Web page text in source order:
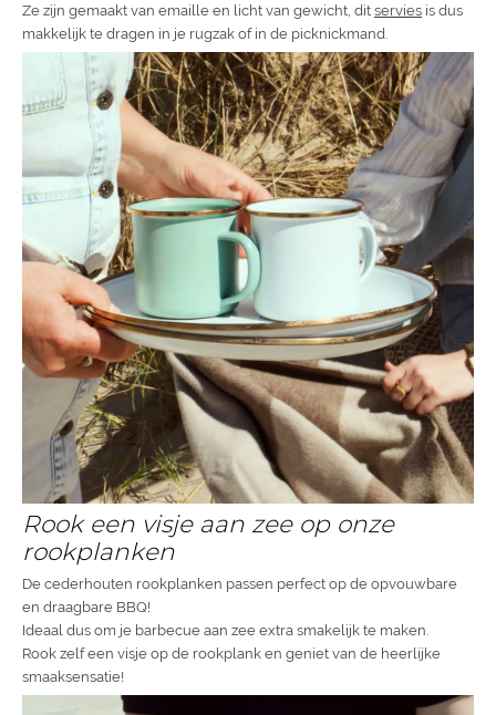
Ze zijn gemaakt van emaille en licht van gewicht, dit servies is dus
makkelijk te dragen in je rugzak of in de picknickmand.
Rook een visje aan zee op onze
rookplanken
De cederhouten rookplanken passen perfect op de opvouwbare
en draagbare BBQ!
Ideaal dus om je barbecue aan zee extra smakelijk te maken.
Rook zelf een visje op de rookplank en geniet van de heerlijke
smaaksensatie!